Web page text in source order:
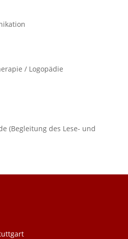
/ Logopädie
(Begleitung des Lese- und